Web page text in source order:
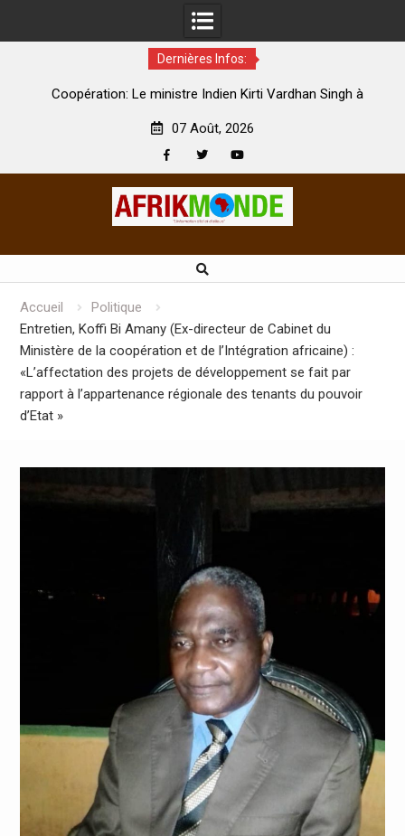
Dernières Infos:
Coopération: Le ministre Indien Kirti Vardhan Singh à
07 Août, 2026
Accueil
Politique
Entretien, Koffi Bi Amany (Ex-directeur de Cabinet du
Ministère de la coopération et de l’Intégration africaine) :
«L’affectation des projets de développement se fait par
rapport à l’appartenance régionale des tenants du pouvoir
d’Etat »